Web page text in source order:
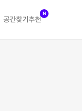
공간찾기 추천
N